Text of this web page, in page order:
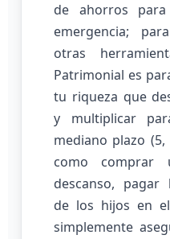
de ahorros
emergencia;
otras
Patrimonial es
tu riqueza que
y multiplicar
mediano plazo
como comprar
descanso, pagar
de los hijos en
simplemente